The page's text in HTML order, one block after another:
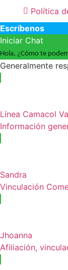
Política
Escríbenos
Iniciar Chat
Hola, ¿Cómo te
Generalmente
Línea Camacol
Información
Sandra
Vinculación
Jhoanna
Afiliación,